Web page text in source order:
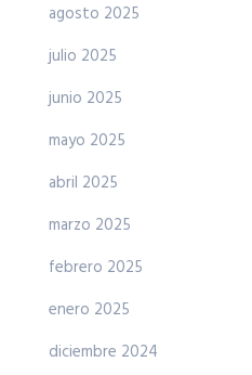
agosto 2025
julio 2025
junio 2025
mayo 2025
abril 2025
marzo 2025
febrero 2025
enero 2025
diciembre 2024